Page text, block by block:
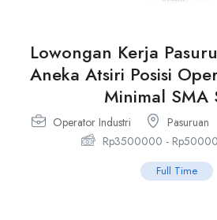
Lowongan Kerja
Aneka Atsiri Posisi
Minimal SMA
Operator Industri Pasuruan
Rp3500000 - Rp
Full Time